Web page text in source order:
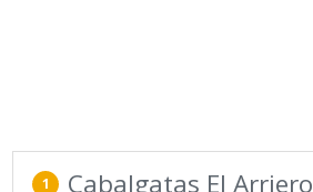
1 Cabalgatas El Arriero